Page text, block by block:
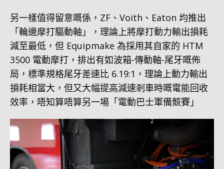
另一樣值得留意嘅係，ZF、Voith、Eaton 均推出
「輪邊摩打驅動軸」，理論上將摩打動力輸出損耗
減至最低，但 Equipmake 為採用其自家的 HTM
3500 電動摩打，排出有如波箱-傳動軸-尾牙嘅佈
局，標準規格尾牙差速比 6.19:1，理論上動力輸出
損耗相當大，但又大幅提高減速剎車時嘅電能回收
效率，唔知算唔算另一場「電動巴士軍備競賽」